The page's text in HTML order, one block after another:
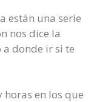
están una serie
nos dice la
donde ir si te
en los que